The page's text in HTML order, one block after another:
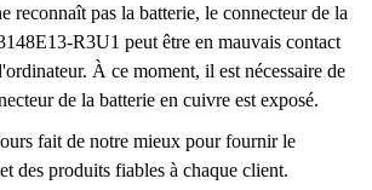
reconnaît pas la batterie, le connecteur de la
R3U1 peut être en mauvais contact
À ce moment, il est nécessaire de
de la batterie en cuivre est exposé.
fait de notre mieux pour fournir le
des produits fiables à chaque client.